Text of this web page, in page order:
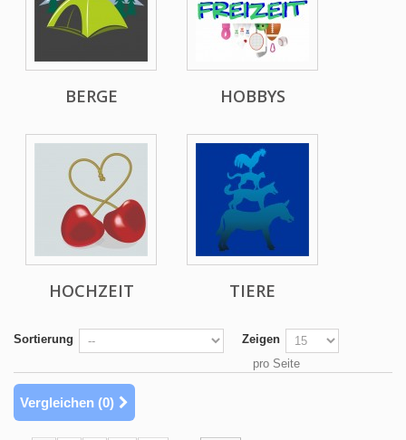
BERGE HOBBYS
HOCHZEIT TIERE
Sortierung
Zeigen
pro Seite
Vergleichen (0)